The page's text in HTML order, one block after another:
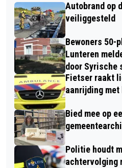
Autobrand op
veiliggesteld
Bewoners 50-
Lunteren
door Syrische
Fietser raakt
aanrijding met
Bied mee op
Politie houdt
achtervolging